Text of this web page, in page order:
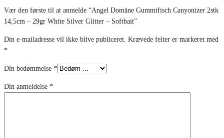
Vær den første til at anmelde “Angel Domäne Gummifisch Canyonizer 2stk
14,5cm – 29gr White Silver Glitter – Softbait”
Din e-mailadresse vil ikke blive publiceret. Krævede felter er markeret med
*
Din bedømmelse *
Din anmeldelse *